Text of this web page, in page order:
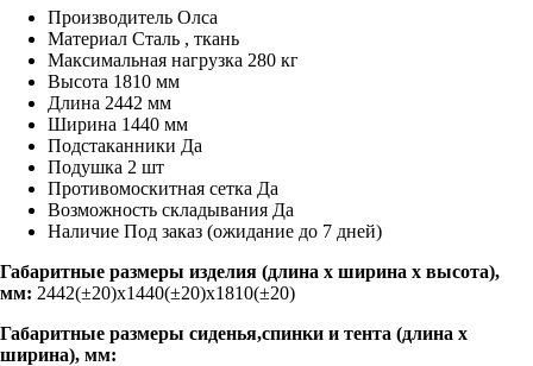
Производитель Олса
Материал Сталь , ткань
Максимальная нагрузка 280 кг
Высота 1810 мм
Длина 2442 мм
Ширина 1440 мм
Подстаканники Да
Подушка 2 шт
Противомоскитная сетка Да
Возможность складывания Да
Наличие Под заказ (ожидание до 7 дней)
Габаритные размеры изделия (длина х ширина х высота),
мм: 2442(±20)х1440(±20)х1810(±20)
Габаритные размеры сиденья,спинки и тента (длина х
ширина), мм: